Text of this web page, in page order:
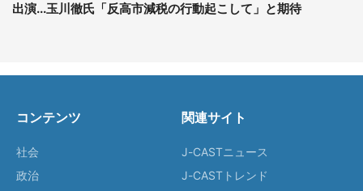
出演...玉川徹氏「反高市減税の行動起こして」と期待
コンテンツ
社会
政治
関連サイト
J-CASTニュース
J-CASTトレンド